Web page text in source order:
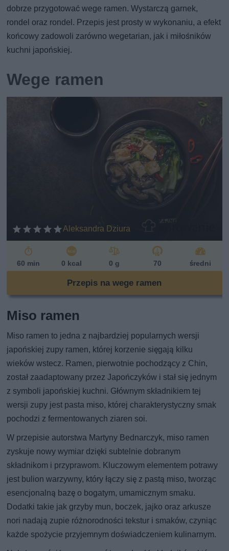
dobrze przygotować wege ramen. Wystarczą garnek,
rondel oraz rondel. Przepis jest prosty w wykonaniu, a efekt
końcowy zadowoli zarówno wegetarian, jak i miłośników
kuchni japońskiej.
Wege ramen
Aleksandra Dziura
60 min 0 kcal 0 g 70 średni
Przepis na wege ramen
Miso ramen
Miso ramen to jedna z najbardziej popularnych wersji
japońskiej zupy ramen, której korzenie sięgają kilku
wieków wstecz. Ramen, pierwotnie pochodzący z Chin,
został zaadaptowany przez Japończyków i stał się jednym
z symboli japońskiej kuchni. Głównym składnikiem tej
wersji zupy jest pasta miso, której charakterystyczny smak
pochodzi z fermentowanych ziaren soi.
W przepisie autorstwa Martyny Bednarczyk, miso ramen
zyskuje nowy wymiar dzięki subtelnie dobranym
składnikom i przyprawom. Kluczowym elementem potrawy
jest bulion warzywny, który łączy się z pastą miso, tworząc
esencjonalną bazę o bogatym, umamicznym smaku.
Dodatki takie jak grzyby mun, boczek, jajko oraz arkusze
nori nadają zupie różnorodności tekstur i smaków, czyniąc
każde spożycie przyjemnym doświadczeniem kulinarnym.